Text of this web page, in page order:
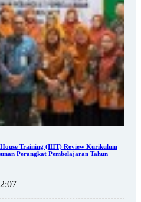
Training (IHT) Review Kurikulum
Perangkat Pembelajaran Tahun